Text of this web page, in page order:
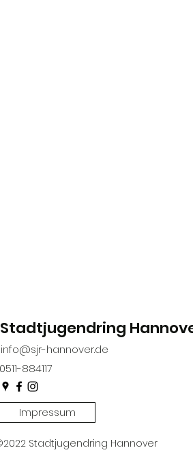
Stadtjugendring
info@sjr-hannover.de
0511-884117
Impressum
Stadtjugendring Hannover